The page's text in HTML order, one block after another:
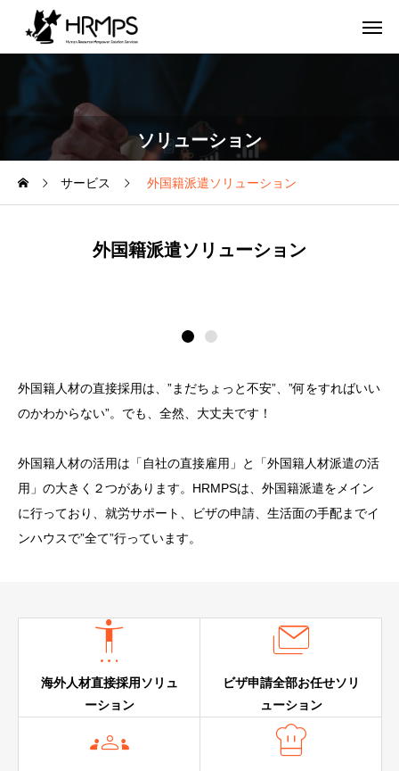
ソリューション
サービス 外国籍派遣ソリューション
外国籍派遣ソリューション
外国籍人材の直接採用は、”まだちょっと不安”、”何をすればいい
のかわからない”。でも、全然、大丈夫です！
外国籍人材の活用は「自社の直接雇用」と「外国籍人材派遣の活
用」の大きく２つがあります。HRMPSは、外国籍派遣をメイン
に行っており、就労サポート、ビザの申請、生活面の手配までイ
ンハウスで”全て”行っています。

海外人材直接採用ソリュ
ーション

ビザ申請全部お任せソリ
ューション
 